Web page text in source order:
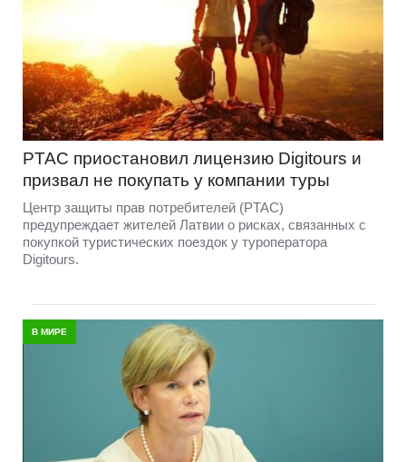
PTAC приостановил лицензию Digitours и
призвал не покупать у компании туры
Центр защиты прав потребителей (PTAC)
предупреждает жителей Латвии о рисках, связанных с
покупкой туристических поездок у туроператора
Digitours.
В МИРЕ